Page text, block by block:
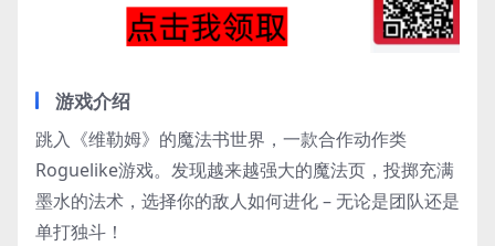
游戏介绍
跳入《维勒姆》的魔法书世界，一款合作动作类
Roguelike游戏。发现越来越强大的魔法页，投掷充满
墨水的法术，选择你的敌人如何进化 – 无论是团队还是
单打独斗！